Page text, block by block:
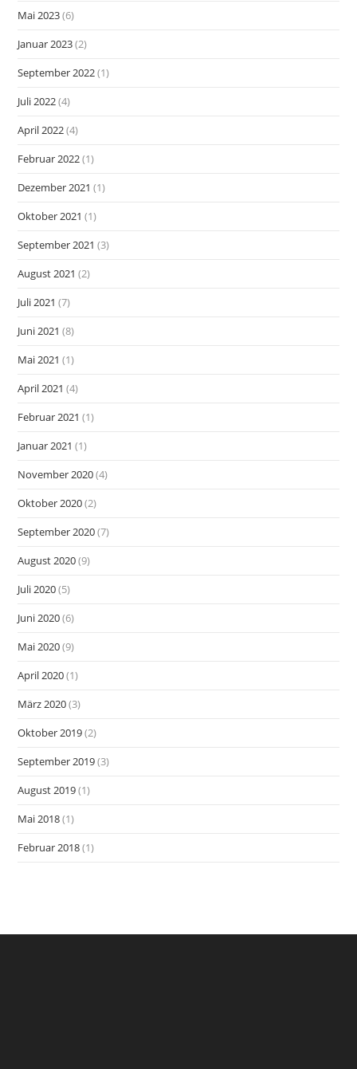
Mai 2023(6)
Januar 2023(2)
September 2022(1)
Juli 2022(4)
April 2022(4)
Februar 2022(1)
Dezember 2021 (1)
Oktober 2021 (1)
September 2021 (3)
August 2021 (2)
Juli 2021 (7)
Juni 2021 (8)
Mai 2021 (1)
April 2021 (4)
Februar 2021 (1)
Januar 2021 (1)
November 2020(4)
Oktober 2020(2)
September 2020(7)
August 2020(9)
Juli 2020(5)
Juni 2020(6)
Mai 2020(9)
April 2020(1)
März 2020(3)
Oktober 2019(2)
September 2019(3)
August 2019(1)
Mai 2018(1)
Februar 2018(1)